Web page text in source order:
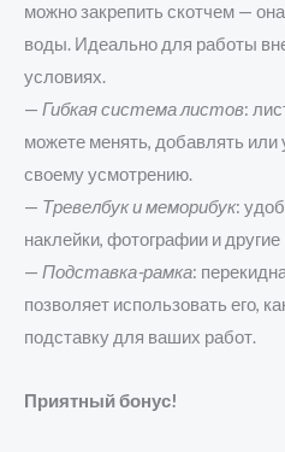
можно закрепить скотчем —
воды. Идеально для работы
условиях.
— Гибкая система листов:
можете менять, добавлять или
своему усмотрению.
— Тревелбук и меморибук:
наклейки, фотографии и
— Подставка-рамка:
позволяет использовать его,
подставку для ваших работ.
Приятный бонус!